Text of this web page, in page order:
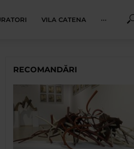
VILA CATENA ···
RECOMANDĂRI